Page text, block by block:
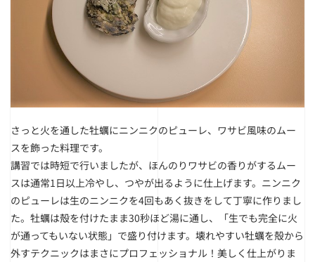
さっと火を通した牡蠣にニンニクのピューレ、ワサビ風味のムー
スを飾った料理です。
講習では時短で行いましたが、ほんのりワサビの香りがするムー
スは通常1日以上冷やし、つやが出るように仕上げます。ニンニク
のピューレは生のニンニクを4回もあく抜きをして丁寧に作りまし
た。牡蠣は殻を付けたまま30秒ほど湯に通し、「生でも完全に火
が通ってもいない状態」で盛り付けます。壊れやすい牡蠣を殻から
外すテクニックはまさにプロフェッショナル！美しく仕上がりま